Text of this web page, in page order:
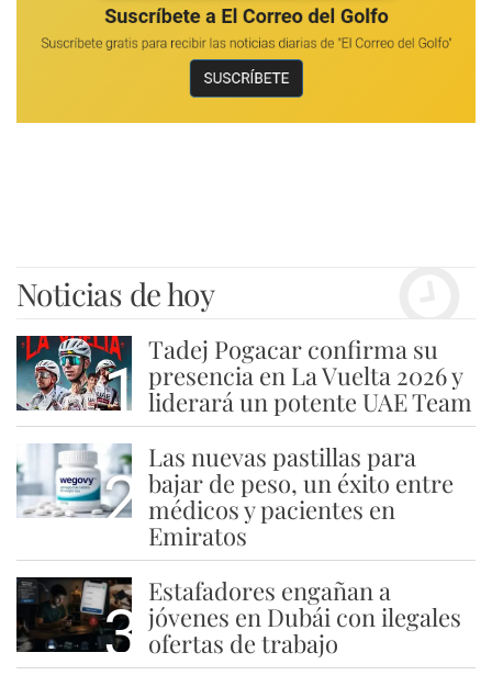
Noticias de hoy
1
Tadej Pogacar confirma su
presencia en La Vuelta 2026 y
liderará un potente UAE Team
2
Las nuevas pastillas para
bajar de peso, un éxito entre
médicos y pacientes en
Emiratos
3
Estafadores engañan a
jóvenes en Dubái con ilegales
ofertas de trabajo